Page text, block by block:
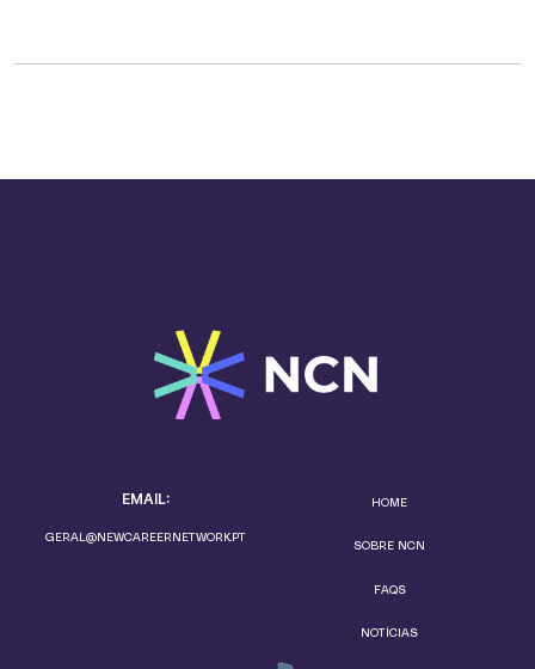
EMAIL:
GERAL@NEWCAREERNETWORK.PT
HOME
SOBRE NCN
FAQS
NOTÍCIAS